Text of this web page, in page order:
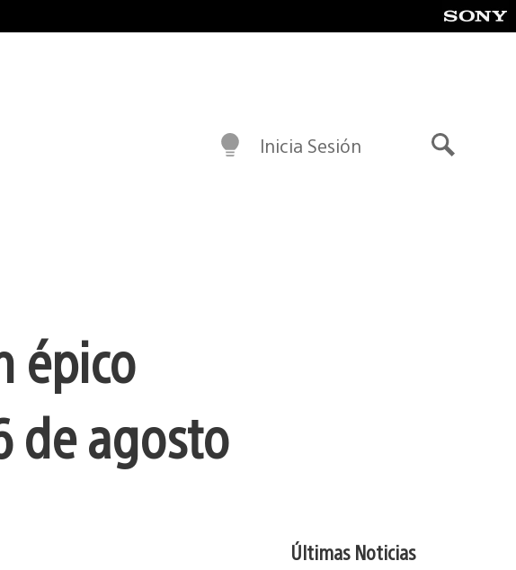
Inicia Sesión
épico
de agosto
Últimas Noticias